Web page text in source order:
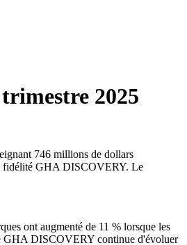
2025
746 millions de dollars
fidélité GHA DISCOVERY. Le
ont augmenté de 11 % lorsque les
GHA DISCOVERY continue d'évoluer